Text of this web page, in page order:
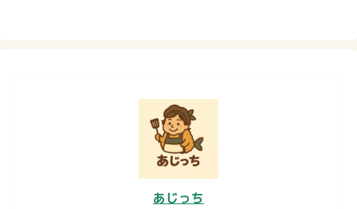
あじっち